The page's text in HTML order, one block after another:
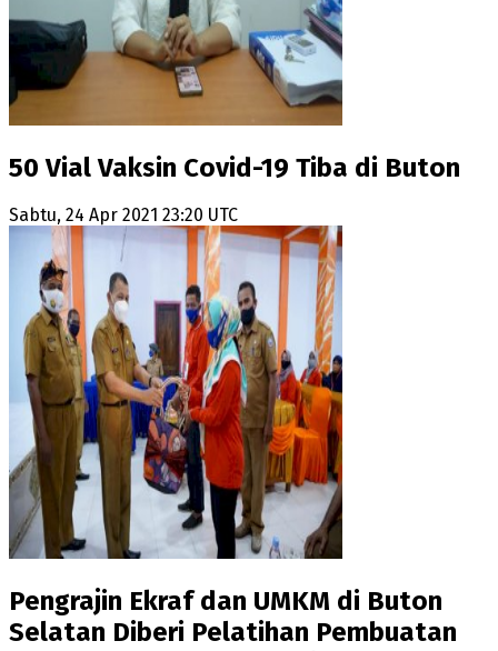
50 Vial Vaksin Covid-19 Tiba di Buton
Sabtu, 24 Apr 2021 23:20 UTC
Pengrajin Ekraf dan UMKM di Buton
Selatan Diberi Pelatihan Pembuatan